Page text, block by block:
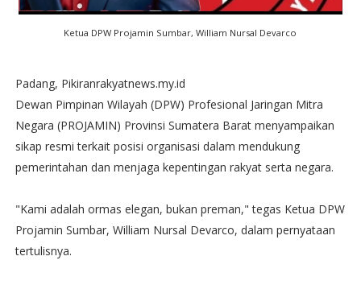
Ketua DPW Projamin Sumbar, William Nursal Devarco
Padang, Pikiranrakyatnews.my.id
Dewan Pimpinan Wilayah (DPW) Profesional Jaringan Mitra
Negara (PROJAMIN) Provinsi Sumatera Barat menyampaikan
sikap resmi terkait posisi organisasi dalam mendukung
pemerintahan dan menjaga kepentingan rakyat serta negara.
"Kami adalah ormas elegan, bukan preman," tegas Ketua DPW
Projamin Sumbar, William Nursal Devarco, dalam pernyataan
tertulisnya.